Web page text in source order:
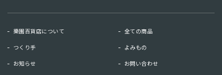
樂園百貨店について 全ての商品
つくり手 よみもの
お知らせ お問い合わせ